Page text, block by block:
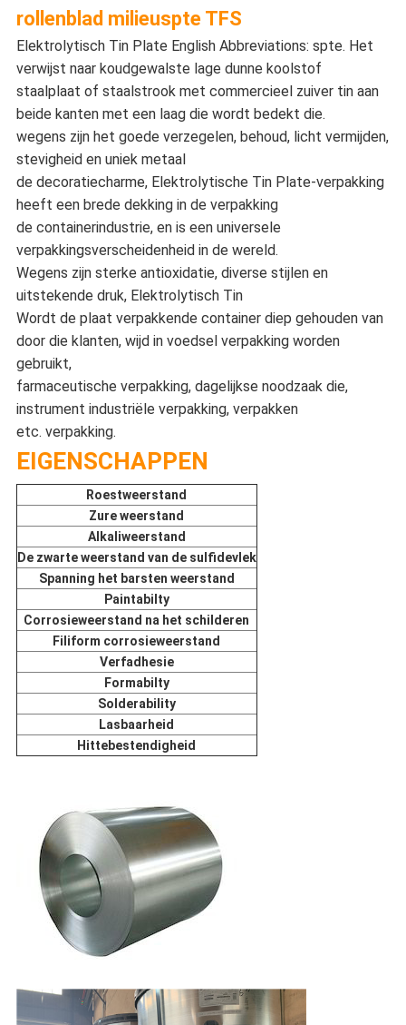
rollenblad milieuspte TFS
Elektrolytisch Tin Plate English Abbreviations: spte. Het
verwijst naar koudgewalste lage dunne koolstof
staalplaat of staalstrook met commercieel zuiver tin aan
beide kanten met een laag die wordt bedekt die.
wegens zijn het goede verzegelen, behoud, licht vermijden,
stevigheid en uniek metaal
de decoratiecharme, Elektrolytische Tin Plate-verpakking
heeft een brede dekking in de verpakking
de containerindustrie, en is een universele
verpakkingsverscheidenheid in de wereld.
Wegens zijn sterke antioxidatie, diverse stijlen en
uitstekende druk, Elektrolytisch Tin
Wordt de plaat verpakkende container diep gehouden van
door die klanten, wijd in voedsel verpakking worden
gebruikt,
farmaceutische verpakking, dagelijkse noodzaak die,
instrument industriële verpakking, verpakken
etc. verpakking.
EIGENSCHAPPEN
Roestweerstand
Zure weerstand
Alkaliweerstand
De zwarte weerstand van de sulfidevlek
Spanning het barsten weerstand
Paintabilty
Corrosieweerstand na het schilderen
Filiform corrosieweerstand
Verfadhesie
Formabilty
Solderability
Lasbaarheid
Hittebestendigheid